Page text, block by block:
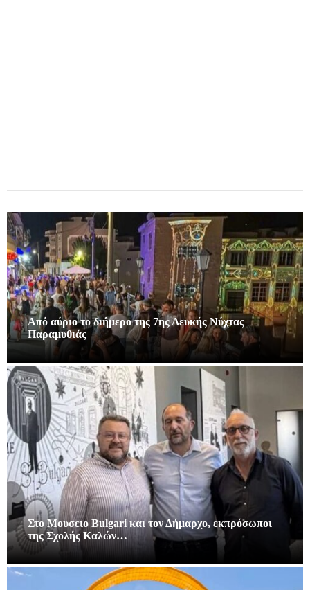
Από αύριο το διήμερο της 7ης Λευκής Νύχτας
Παραμυθιάς
Στο Μουσειο Bulgari και τον Δήμαρχο, εκπρόσωποι
της Σχολής Καλών…